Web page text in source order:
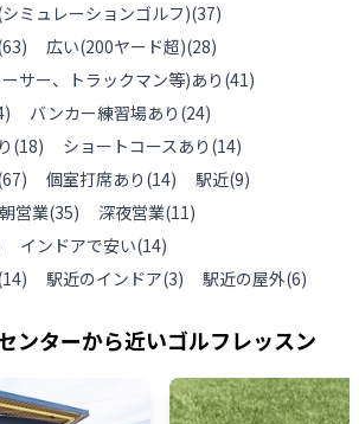
ミュレーションゴルフ)(37)
63) 広い(200ヤード超)(28)
サー、トラックマン等)あり (41)
) バンカー練習場あり (24)
(18) ショートコースあり (14)
67) 個室打席あり (14) 駅近(9)
営業(35) 深夜営業(11)
インドアで安い(14)
14) 駅近のインドア(3) 駅近の屋外(6)
ンターから近いゴルフレッスン